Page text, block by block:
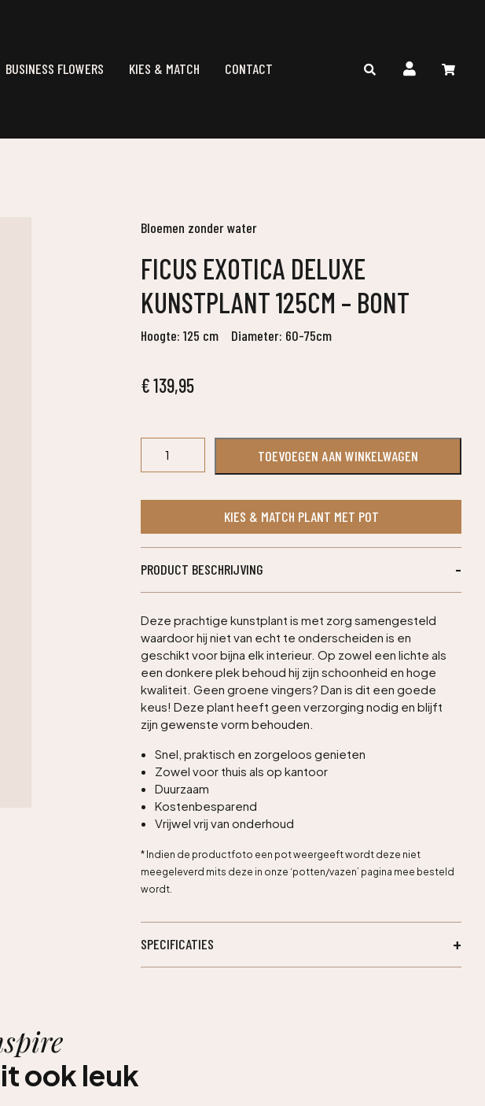
BUSINESS FLOWERS KIES & MATCH CONTACT
Bloemen zonder water
FICUS EXOTICA DELUXE
KUNSTPLANT 125CM – BONT
Hoogte: 125 cm Diameter: 60-75cm
€139,95
Exotica
kunstplant
-
bont
aantal
TOEVOEGEN AAN WINKELWAGEN
KIES & MATCH PLANT MET POT
PRODUCT BESCHRIJVING
Deze prachtige kunstplant is met zorg samengesteld
waardoor hij niet van echt te onderscheiden is en
geschikt voor bijna elk interieur. Op zowel een lichte als
een donkere plek behoud hij zijn schoonheid en hoge
kwaliteit. Geen groene vingers? Dan is dit een goede
keus! Deze plant heeft geen verzorging nodig en blijft
zijn gewenste vorm behouden.
Snel, praktisch en zorgeloos genieten
Zowel voor thuis als op kantoor
Duurzaam
Kostenbesparend
Vrijwel vrij van onderhoud
* Indien de productfoto een pot weergeeft wordt deze niet
meegeleverd mits deze in onze ‘potten/vazen’ pagina mee besteld
wordt.
SPECIFICATIES
ook leuk